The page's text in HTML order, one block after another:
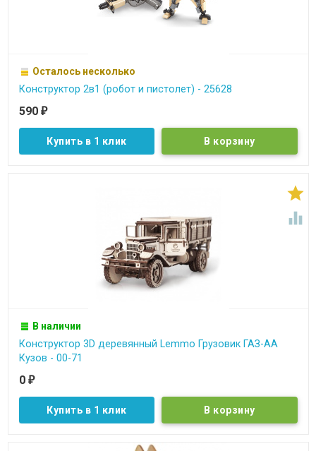
Осталось несколько
Конструктор 2в1 (робот и пистолет) - 25628
590 ₽
Купить в 1 клик


В наличии
Конструктор 3D деревянный Lemmo Грузовик ГАЗ-АА
Кузов - 00-71
0 ₽
Купить в 1 клик